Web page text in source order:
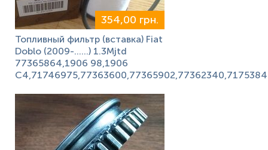
354,00 грн.
Топливный фильтр (вставка) Fiat
Doblo (2009-……) 1.3Mjtd
77365864,1906 98,1906